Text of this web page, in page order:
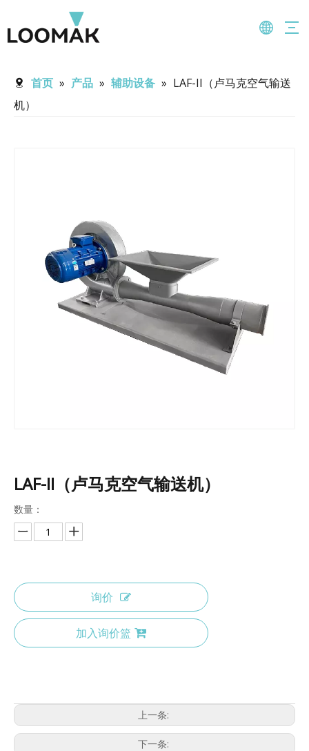
首页 » 产品 » 辅助设备 » LAF-II（卢马克空气输送
机）
LAF-II（卢马克空气输送机）
数量：
询价
加入询价篮
上一条:
下一条: